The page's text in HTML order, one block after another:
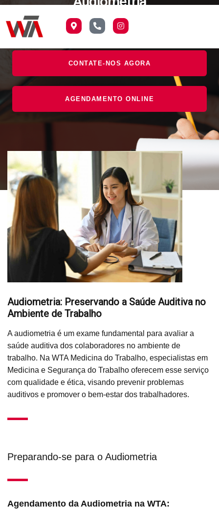
CONTATE-NOS AGORA
AGENDAMENTO ONLINE
Audiometria: Preservando a Saúde Auditiva no
Ambiente de Trabalho
A audiometria é um exame fundamental para avaliar a
saúde auditiva dos colaboradores no ambiente de
trabalho. Na WTA Medicina do Trabalho, especialistas em
Medicina e Segurança do Trabalho oferecem esse serviço
com qualidade e ética, visando prevenir problemas
auditivos e promover o bem-estar dos trabalhadores.
Preparando-se para o Audiometria
Agendamento da Audiometria na WTA: